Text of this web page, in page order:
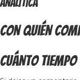
Analítica
Con quién
Cuánto